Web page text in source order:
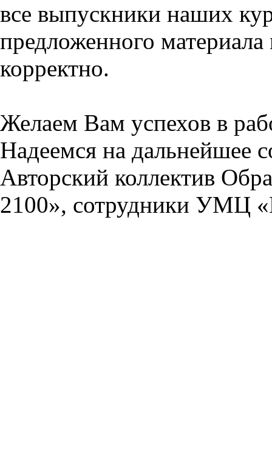
все выпускники наших
предложенного
корректно.
Желаем Вам успехов в
Надеемся на дальнейшее
Авторский коллектив
2100», сотрудники УМЦ